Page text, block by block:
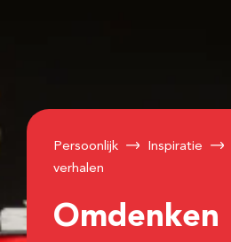
Persoonlijk Inspiratie
verhalen
Omdenken